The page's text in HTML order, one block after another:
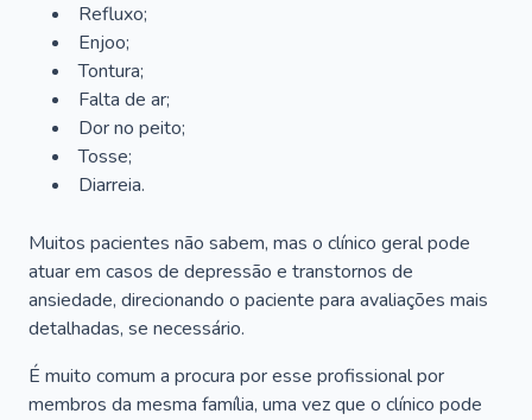
Refluxo;
Enjoo;
Tontura;
Falta de ar;
Dor no peito;
Tosse;
Diarreia.
Muitos pacientes não sabem, mas o clínico geral pode
atuar em casos de depressão e transtornos de
ansiedade, direcionando o paciente para avaliações mais
detalhadas, se necessário.
É muito comum a procura por esse profissional por
membros da mesma família, uma vez que o clínico pode